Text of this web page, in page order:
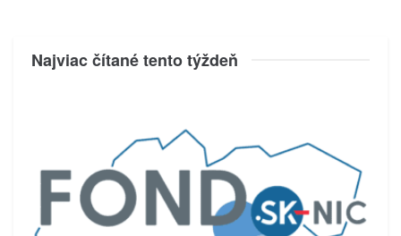
Najviac čítané tento týždeň